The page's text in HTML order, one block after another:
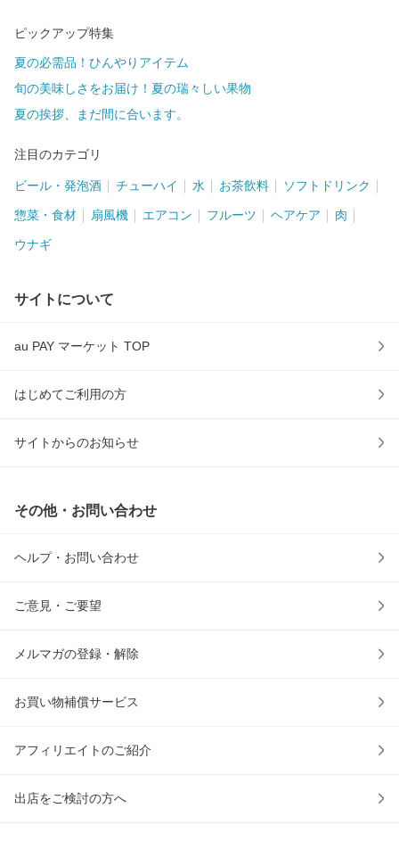
ピックアップ特集
夏の必需品！ひんやりアイテム
旬の美味しさをお届け！夏の瑞々しい果物
夏の挨拶、まだ間に合います。
注目のカテゴリ
ビール・発泡酒 チューハイ 水 お茶飲料 ソフトドリンク
惣菜・食材 扇風機 エアコン フルーツ ヘアケア 肉
ウナギ
サイトについて
au PAY マーケット TOP
はじめてご利用の方
サイトからのお知らせ
その他・お問い合わせ
ヘルプ・お問い合わせ
ご意見・ご要望
メルマガの登録・解除
お買い物補償サービス
アフィリエイトのご紹介
出店をご検討の方へ